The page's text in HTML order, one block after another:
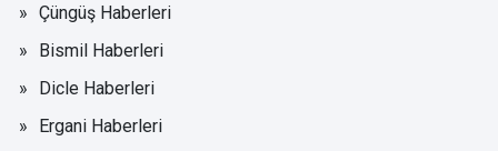
Çüngüş Haberleri
Bismil Haberleri
Dicle Haberleri
Ergani Haberleri